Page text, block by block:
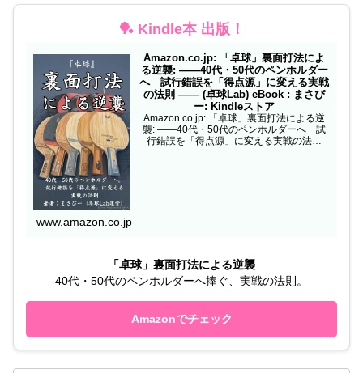
🏓 Kindle本 出版！
Amazon.co.jp: 「卓球」裏面打法によ
る逆襲: ——40代・50代のペンホルダー
へ 試行錯誤を「得点源」に変える実戦
の法則 —— (卓球Lab) eBook : まさぴ
ー: Kindleストア
Amazon.co.jp: 「卓球」裏面打法による逆
襲: ——40代・50代のペンホルダーへ 試
行錯誤を「得点源」に変える実戦の法則
www.amazon.co.jp
「卓球」裏面打法による逆襲
40代・50代のペンホルダーへ捧ぐ、実戦の法則。
Amazonでチェック